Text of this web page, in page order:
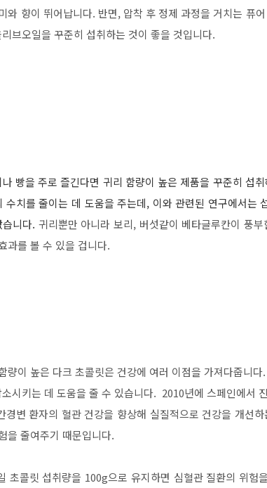
와 향이 뛰어납니다. 반면, 압착 후 정제 과정을 거치는 퓨
브오일을 꾸준히 섭취하는 것이 좋을 것입니다.
빵을 주로 즐긴다면 귀리 함량이 높은 제품을 꾸준히 섭
수치를 줄이는 데 도움을 주는데, 이와 관련된 연구에서는
니다. 귀리뿐만 아니라 보리, 버섯같이 베타글루칸이 풍
과를 볼 수 있을 겁니다.
량이 높은 다크 초콜릿은 건강에 여러 이점을 가져다줍니
시키는 데 도움을 줄 수 있습니다. 2010년에 스페인에서
경변 환자의 혈관 건강을 향상해 실질적으로 건강을 개선
을 줄여주기 때문입니다.
초콜릿 섭취량을 100g으로 유지하면 심혈관 질환의 위험